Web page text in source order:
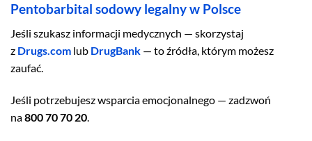
Pentobarbital sodowy legalny w Polsce
Jeśli szukasz informacji medycznych — skorzystaj
z Drugs.com lub DrugBank — to źródła, którym możesz
zaufać.
Jeśli potrzebujesz wsparcia emocjonalnego — zadzwoń
na800 70 70 20